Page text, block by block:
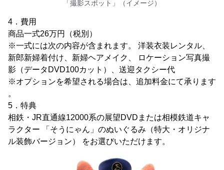
「撮影スポット」（イメージ）
4．費用
商品一式26万円（税別）
※一式には次の内容が含まれます。 洋装衣装レンタル、
新郎新婦着付け、新婦ヘアメイク、 ロケーション写真撮
影（データDVD100カット）、送迎タクシー代
※オプションを希望される場合は、追加料金にて承ります
。
5．特典
相鉄・JR直通線12000系の展望DVDまたは相模鉄道キャ
ラクター 「そうにゃん」のぬいぐるみ（特大・オリジナ
ル装飾バージョン） をお選びいただけます。